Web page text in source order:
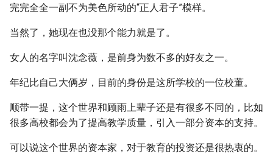
完完全全一副不为美色所动的“正人君子”模样。
当然了，她现在也没那个能力就是了。
女人的名字叫沈念薇，是前身为数不多的好友之一。
年纪比自己大俩岁，目前的身份是这所学校的一位校董。
顺带一提，这个世界和顾雨上辈子还是有很多不同的，比如
很多高校都会为了提高教学质量，引入一部分资本的支持。
可以说这个世界的资本家，对于教育的投资还是很热衷的。